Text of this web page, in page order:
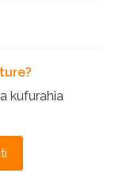
kufurahia